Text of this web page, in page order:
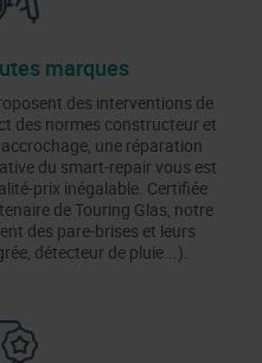
marques
des interventions de
des normes constructeur et
accrochage, une réparation
du smart-repair vous est
prix inégalable. Certifiée
de Touring Glas, notre
des pare-brises et leurs
détecteur de pluie...).